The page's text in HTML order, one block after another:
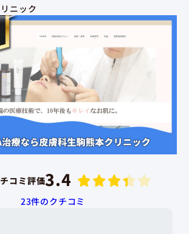
ニック
コミ評価3.4
23件のクチコミ